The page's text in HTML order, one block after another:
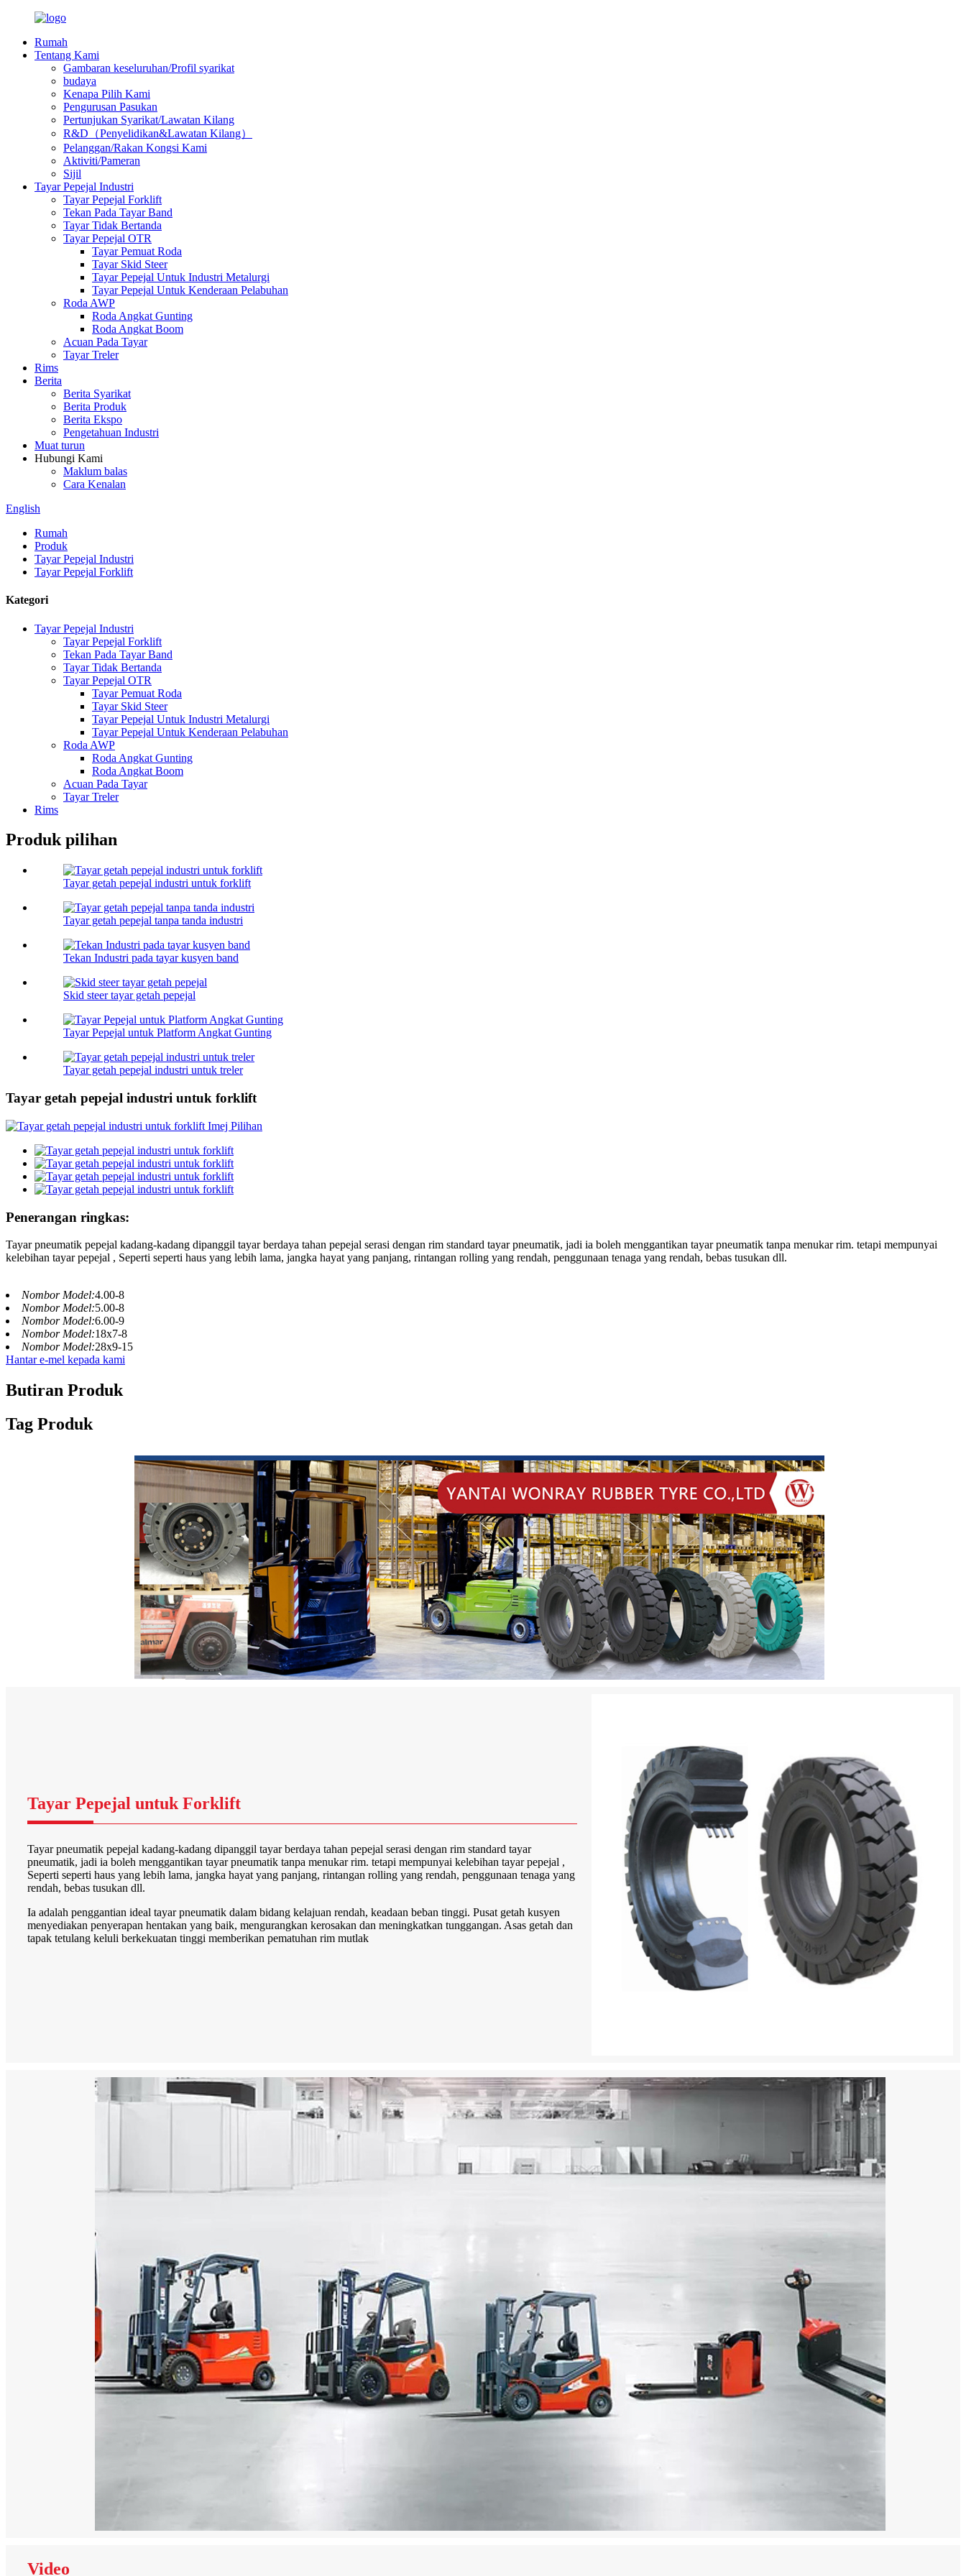
Rumah
Tentang Kami
Gambaran keseluruhan/Profil syarikat
budaya
Kenapa Pilih Kami
Pengurusan Pasukan
Pertunjukan Syarikat/Lawatan Kilang
R&D（Penyelidikan&Lawatan Kilang）
Pelanggan/Rakan Kongsi Kami
Aktiviti/Pameran
Sijil
Tayar Pepejal Industri
Tayar Pepejal Forklift
Tekan Pada Tayar Band
Tayar Tidak Bertanda
Tayar Pepejal OTR
Tayar Pemuat Roda
Tayar Skid Steer
Tayar Pepejal Untuk Industri Metalurgi
Tayar Pepejal Untuk Kenderaan Pelabuhan
Roda AWP
Roda Angkat Gunting
Roda Angkat Boom
Acuan Pada Tayar
Tayar Treler
Rims
Berita
Berita Syarikat
Berita Produk
Berita Ekspo
Pengetahuan Industri
Muat turun
Hubungi Kami
Maklum balas
Cara Kenalan
English
Rumah
Produk
Tayar Pepejal Industri
Tayar Pepejal Forklift
Kategori
Tayar Pepejal Industri
Tayar Pepejal Forklift
Tekan Pada Tayar Band
Tayar Tidak Bertanda
Tayar Pepejal OTR
Tayar Pemuat Roda
Tayar Skid Steer
Tayar Pepejal Untuk Industri Metalurgi
Tayar Pepejal Untuk Kenderaan Pelabuhan
Roda AWP
Roda Angkat Gunting
Roda Angkat Boom
Acuan Pada Tayar
Tayar Treler
Rims
Produk pilihan
Tayar getah pepejal industri untuk forklift
Tayar getah pepejal tanpa tanda industri
Tekan Industri pada tayar kusyen band
Skid steer tayar getah pepejal
Tayar Pepejal untuk Platform Angkat Gunting
Tayar getah pepejal industri untuk treler
Tayar getah pepejal industri untuk forklift
Penerangan ringkas:
Tayar pneumatik pepejal kadang-kadang dipanggil tayar berdaya tahan pepejal serasi dengan rim standard tayar pneumatik, jadi ia boleh menggantikan tayar pneumatik tanpa menukar rim. tetapi mempunyai
kelebihan tayar pepejal , Seperti seperti haus yang lebih lama, jangka hayat yang panjang, rintangan rolling yang rendah, penggunaan tenaga yang rendah, bebas tusukan dll.
Nombor Model:4.00-8
Nombor Model:5.00-8
Nombor Model:6.00-9
Nombor Model:18x7-8
Nombor Model:28x9-15
Hantar e-mel kepada kami
Butiran Produk
Tag Produk
Tayar Pepejal untuk Forklift
Tayar pneumatik pepejal kadang-kadang dipanggil tayar berdaya tahan pepejal serasi dengan rim standard tayar
pneumatik, jadi ia boleh menggantikan tayar pneumatik tanpa menukar rim. tetapi mempunyai kelebihan tayar pepejal ,
Seperti seperti haus yang lebih lama, jangka hayat yang panjang, rintangan rolling yang rendah, penggunaan tenaga yang
rendah, bebas tusukan dll.
Ia adalah penggantian ideal tayar pneumatik dalam bidang kelajuan rendah, keadaan beban tinggi. Pusat getah kusyen
menyediakan penyerapan hentakan yang baik, mengurangkan kerosakan dan meningkatkan tunggangan. Asas getah dan
tapak tetulang keluli berkekuatan tinggi memberikan pematuhan rim mutlak
Video